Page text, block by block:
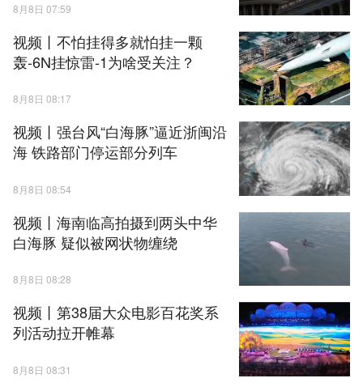
8月8日 07:59
视频丨不怕挂得多就怕挂一颗
轰-6N挂惊雷-1为啥受关注？
8月8日 08:17
视频丨强台风“白海豚”逼近浙闽沿
海 铁路部门停运部分列车
8月8日 08:54
视频丨海南临高拍摄到两头中华
白海豚 疑似被网状物缠绕
8月8日 08:28
视频丨第38届大众电影百花奖系
列活动拉开帷幕
8月8日 08:31